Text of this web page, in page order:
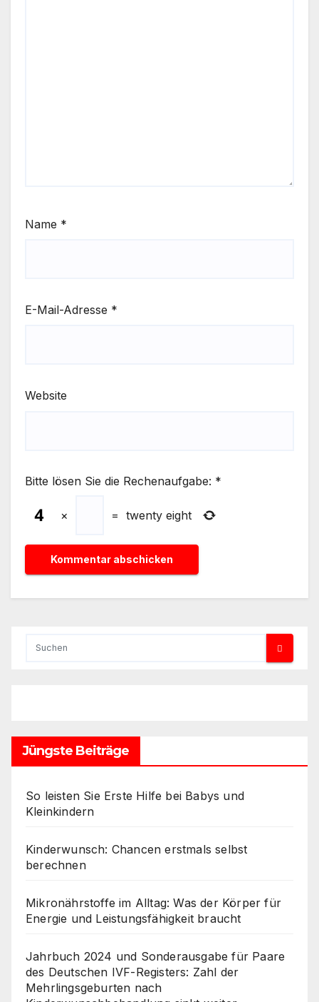
Name *
E-Mail-Adresse *
Website
Bitte lösen Sie die Rechenaufgabe: *
× = twenty eight
Jüngste Beiträge
So leisten Sie Erste Hilfe bei Babys und
Kleinkindern
Kinderwunsch: Chancen erstmals selbst
berechnen
Mikronährstoffe im Alltag: Was der Körper für
Energie und Leistungsfähigkeit braucht
Jahrbuch 2024 und Sonderausgabe für Paare
des Deutschen IVF-Registers: Zahl der
Mehrlingsgeburten nach